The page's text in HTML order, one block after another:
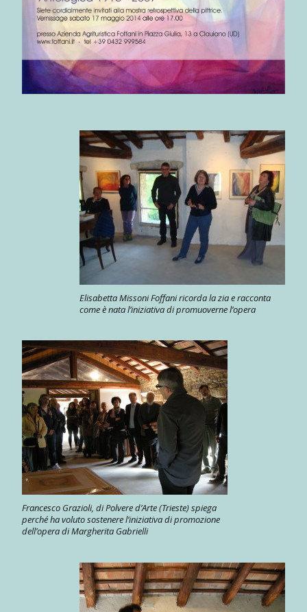
Elisabetta Missoni Foffani ricorda la zia e racconta
come è nata l’iniziativa di promuoverne l’opera
Francesco Grazioli, di Polvere d’Arte (Trieste) spiega
perché ha voluto sostenere l’iniziativa di promozione
dell’opera di Margherita Gabrielli